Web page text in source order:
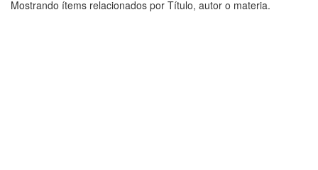
Mostrando ítems relacionados por Título, autor o materia.